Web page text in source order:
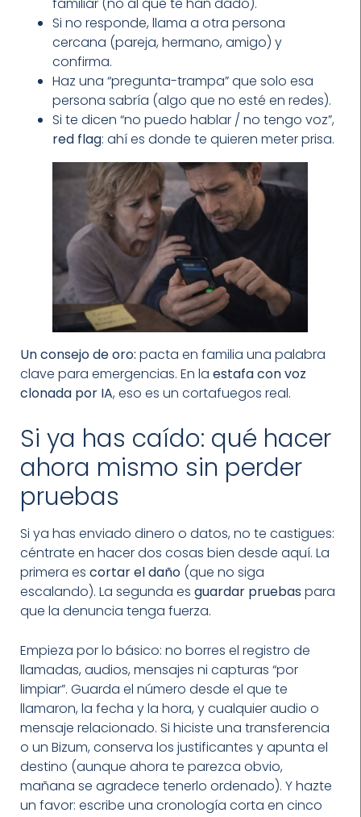
Si no responde, llama a otra persona
cercana (pareja, hermano, amigo) y
confirma.
Haz una “pregunta-trampa” que solo esa
persona sabría (algo que no esté en redes).
Si te dicen “no puedo hablar / no tengo voz”,
red flag: ahí es donde te quieren meter prisa.
Un consejo de oro: pacta en familia una palabra
clave para emergencias. En la estafa con voz
clonada por IA, eso es un cortafuegos real.
Si ya has caído: qué hacer
ahora mismo sin perder
pruebas
Si ya has enviado dinero o datos, no te castigues:
céntrate en hacer dos cosas bien desde aquí. La
primera es cortar el daño (que no siga
escalando). La segunda es guardar pruebaspara
que la denuncia tenga fuerza.
Empieza por lo básico: no borres el registro de
llamadas, audios, mensajes ni capturas “por
limpiar”. Guarda el número desde el que te
llamaron, la fecha y la hora, y cualquier audio o
mensaje relacionado. Si hiciste una transferencia
o un Bizum, conserva los justificantes y apunta el
destino (aunque ahora te parezca obvio,
mañana se agradece tenerlo ordenado). Y hazte
un favor: escribe una cronología corta en cinco